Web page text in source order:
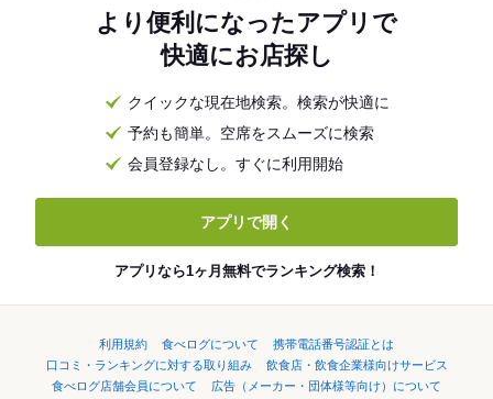
より便利になったアプリで
快適にお店探し
クイックな現在地検索。検索が快適に
予約も簡単。空席をスムーズに検索
会員登録なし。すぐに利用開始
アプリで開く
アプリなら1ヶ月無料でランキング検索！
利用規約 食べログについて
携帯電話番号認証とは
口コミ・ランキングに対する取り組み
飲食店・飲食企業様向けサービス
食べログ店舗会員について
広告（メーカー・団体様等向け）について